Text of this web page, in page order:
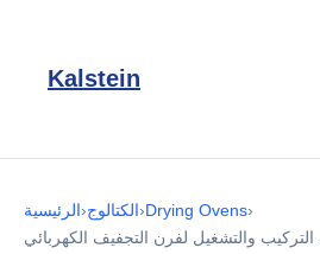
Kalstein
الرئيسية›الكتالوج›Drying Ovens›